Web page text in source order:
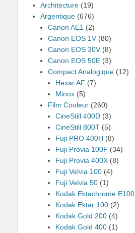
Architecture (19)
Argentique (676)
Canon AE1 (2)
Canon EOS 1V (80)
Canon EOS 30V (8)
Canon EOS 50E (3)
Compact Analogique (12)
Hexar AF (7)
Minox (5)
Film Couleur (260)
CineStill 400D (3)
CineStill 800T (5)
Fuji PRO 400H (8)
Fuji Provia 100F (34)
Fuji Provia 400X (8)
Fuji Velvia 100 (4)
Fuji Velvia 50 (1)
Kodak Ektachrome E100
Kodak Ektar 100 (2)
Kodak Gold 200 (4)
Kodak Gold 400 (1)